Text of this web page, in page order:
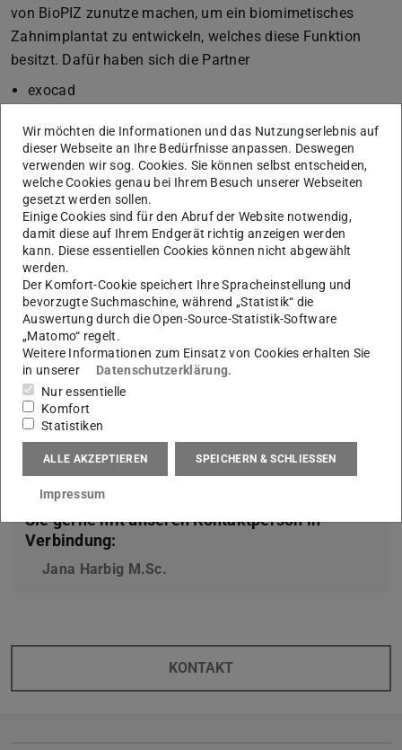
von BioPIZ zunutze machen, um ein biomimetisches
Zahnimplantat zu entwickeln, welches diese Funktion
besitzt. Dafür haben sich die Partner
exocad
Black Drop Biodrucker GmbH
HeiQ
Goethe-Universität Frankfurt
FORM-Lab – Frankfurt Orofacial Regenerative
Medicine
Max Planck Institute of Biophysics
Institut für Druckmaschinen und Druckverfahren
im TU Darmstadt –
Additive Manufacturing Center
getroffen, erste Ergebnisse besprochen und über das
weitere Vorgehen in der Entwicklung gesprochen. Dem
Projektteam ist es bereits gelungen, verschiedene
Oberflächenmodifikationen zu erzeugen, welche im
Zellversuch erste positive Ergebnisse gezeigt haben.
Bei Fragen rund um das Projekt BioPIZ treten
Sie gerne mit unseren Kontaktperson in
Verbindung:
Jana Harbig M.Sc.
KONTAKT
Wir möchten die Informationen und das Nutzungserlebnis auf
dieser Webseite an Ihre Bedürfnisse anpassen. Deswegen
verwenden wir sog. Cookies. Sie können selbst entscheiden,
welche Cookies genau bei Ihrem Besuch unserer Webseiten
gesetzt werden sollen.
Einige Cookies sind für den Abruf der Website notwendig,
damit diese auf Ihrem Endgerät richtig anzeigen werden
kann. Diese essentiellen Cookies können nicht abgewählt
werden.
Der Komfort-Cookie speichert Ihre Spracheinstellung und
bevorzugte Suchmaschine, während „Statistik“ die
Auswertung durch die Open-Source-Statistik-Software
„Matomo“ regelt.
Weitere Informationen zum Einsatz von Cookies erhalten Sie
in unserer
Datenschutzerklärung.
Nur essentielle
Komfort
Statistiken
ALLE AKZEPTIEREN SPEICHERN & SCHLIESSEN
Impressum